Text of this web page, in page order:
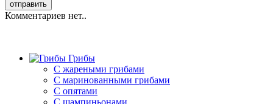
Комментариев нет..
Грибы
C жареными грибами
C маринованными грибами
C опятами
C шампиньонами